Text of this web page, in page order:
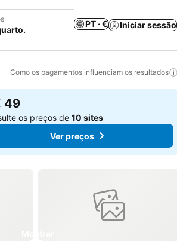
PT · € Iniciar sessão
Como os pagamentos influenciam os resultados
favoritos
49
os preços de10 sites
Ver preços